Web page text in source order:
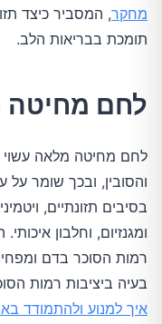
מחקר, המסביר כיצד
תומכת בבריאות הלב.
לחם
לחם מחיטה מלאה עשוי
והסובין, ובכך שומר על
ומגנזיום, וחלבון
רמות הסוכר בדם
בעיה ביציבות רמות
איך למנוע ולהתמודד